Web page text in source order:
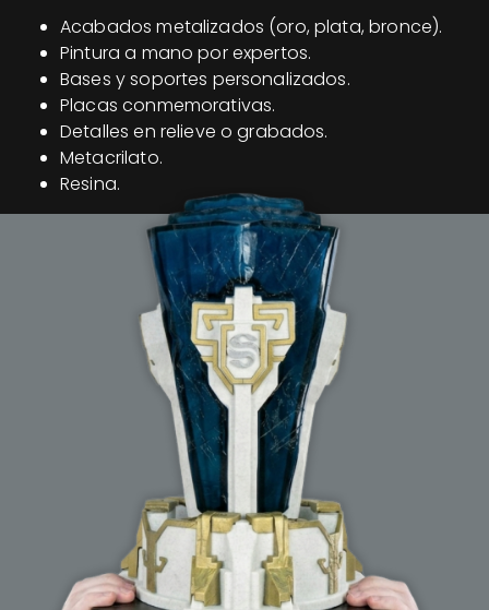
Acabados metalizados (oro, plata, bronce).
Pintura a mano por expertos.
Bases y soportes personalizados.
Placas conmemorativas.
Detalles en relieve o grabados.
Metacrilato.
Resina.